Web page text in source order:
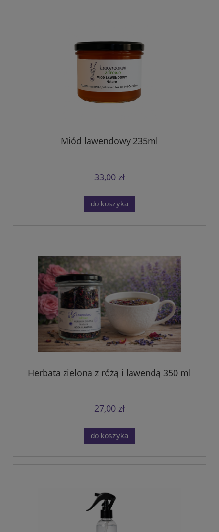
Miód lawendowy 235ml
33,00 zł
do koszyka
Herbata zielona z różą i lawendą 350 ml
27,00 zł
do koszyka